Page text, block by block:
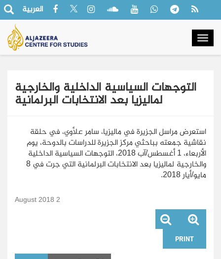
العربية
التوجهات السياسية الداخلية والخارجية
لماليزيا بعد الانتخابات البرلمانية
استعرض مراسل الجزيرة في ماليزيا، سامر علاَّوي، في حلقة
نقاشية جمعته بباحثي مركز الجزيرة للدراسات بالدوحة، يوم
الأربعاء، 1 أغسطس/آب 2018، التوجهات السياسية الداخلية
والخارجية لماليزيا بعد الانتخابات البرلمانية التي جرت في 8
مايو/أيار 2018.
2 August 2018
PRINT